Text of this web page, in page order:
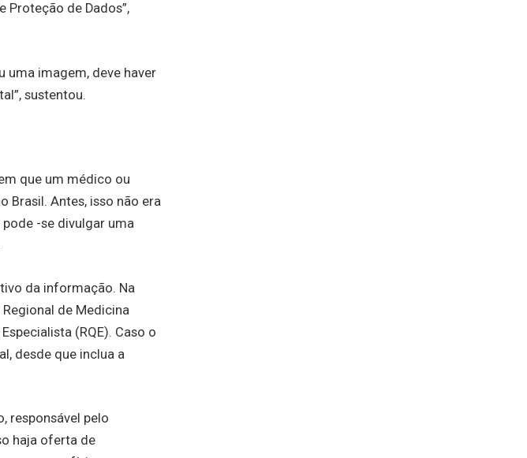
Proteção de Dados”,
uma imagem, deve haver
sustentou.
que um médico ou
Brasil. Antes, isso não era
-se divulgar uma
da informação. Na
de Medicina
(RQE). Caso o
desde que inclua a
responsável pelo
haja oferta de